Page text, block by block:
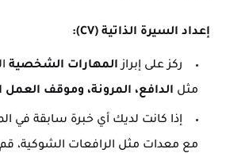
إعداد السيرة الذاتية (CV):
ركز على إبرازالمهارات الشخصية
مثل الدافع، المرونة، وموقف العمل
إذا كانت لديك أي خبرة سابقة في
مع معدات مثل الرافعات الشوكية،